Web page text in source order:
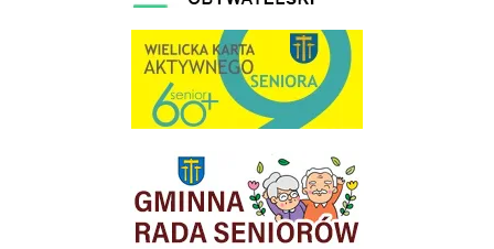
link do strony Wielicka Karta Aktywnego Seniora
link do strony Gminnej Rady Seniorow - Wieliczka